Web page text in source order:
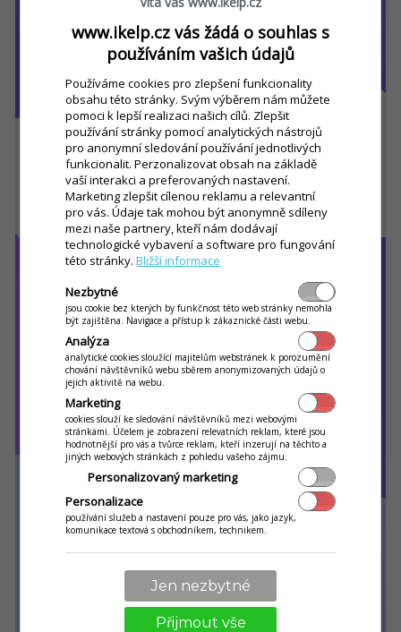
www.ikelp.cz vás žádá o souhlas s
používáním vašich údajů
Používáme cookies pro zlepšení funkcionality
obsahu této stránky. Svým výběrem nám můžete
pomoci k lepší realizaci našich cílů. Zlepšit
používání stránky pomocí analytických nástrojů
pro anonymní sledování používání jednotlivých
funkcionalit. Perzonalizovat obsah na základě
vaší interakci a preferovaných nastavení.
Marketing zlepšit cílenou reklamu a relevantní
pro vás. Údaje tak mohou být anonymně sdíleny
mezi naše partnery, kteří nám dodávají
technologické vybavení a software pro fungování
této stránky.Bližší informace
Nezbytné
jsou cookie bez kterých by funkčnost této web stránky nemohla
být zajištěna. Navigace a přístup k zákaznické části webu.
Analýza
analytické cookies sloužící majitelům webstránek k porozumění
chování návštěvníků webu sběrem anonymizovaných údajů o
jejich aktivitě na webu.
Marketing
cookies slouží ke sledování návštěvníků mezi webovými
stránkami. Účelem je zobrazení relevatních reklam, které jsou
hodnotnější pro vás a tvůrce reklam, kteří inzerují na těchto a
jiných webových stránkách z pohledu vašeho zájmu.
Personalizovaný marketing
Personalizace
používání služeb a nastavení pouze pro vás, jako jazyk,
komunikace textová s obchodníkem, technikem.
Jen nezbytné
Přijmout vše